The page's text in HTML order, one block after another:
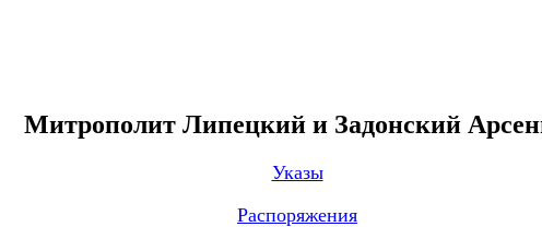
Митрополит Липецкий и Задонский
Указы
Распоряжения